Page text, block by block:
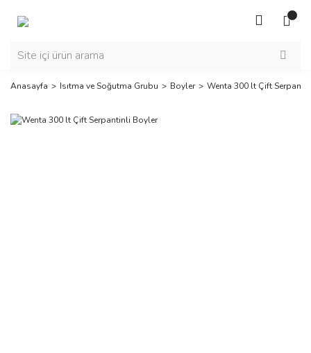
Anasayfa Isıtma ve Soğutma Grubu Boyler Wenta 300 lt Çift